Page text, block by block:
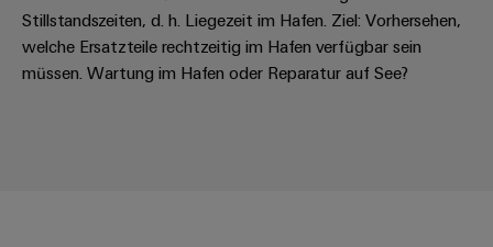
Stillstandszeiten, d. h. Liegezeit im Hafen. Ziel: Vorhersehen,
welche Ersatzteile rechtzeitig im Hafen verfügbar sein
müssen. Wartung im Hafen oder Reparatur auf See?